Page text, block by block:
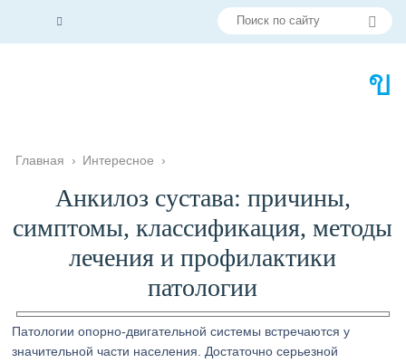
Главная › Интересное ›
Анкилоз сустава: причины,
симптомы, классификация, методы
лечения и профилактики
патологии
Патологии опорно-двигательной системы встречаются у
значительной части населения. Достаточно серьезной